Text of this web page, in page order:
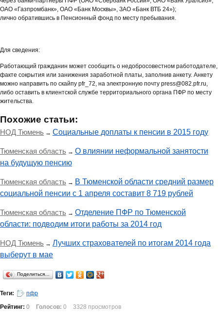
ОАО «Газпромбанк», ОАО «Банк Москвы», ЗАО «Банк ВТБ 24»);
лично обратившись в Пенсионный фонд по месту пребывания.
Для сведения:
Работающий гражданин может сообщить о недобросовестном работодателе,
факте сокрытия или занижения заработной платы, заполнив анкету. Анкету
можно направить по скайпу pfr_72, на электронную почту press@082.pfr.ru,
либо оставить в клиентской службе территориального органа ПФР по месту
жительства.
Похожие статьи:
НОД Тюмень → Социальные доплаты к пенсии в 2015 году
Тюменская область → О влиянии неформальной занятости
на будущую пенсию
Тюменская область → В Тюменской области средний размер
социальной пенсии с 1 апреля составит 8 719 рублей
Тюменская область → Отделение ПФР по Тюменской
области: подводим итоги работы за 2014 год
НОД Тюмень → Лучших страхователей по итогам 2014 года
выберут в мае
Поделиться…
Теги:
пфр
Рейтинг: 0 Голосов: 0 3328 просмотров